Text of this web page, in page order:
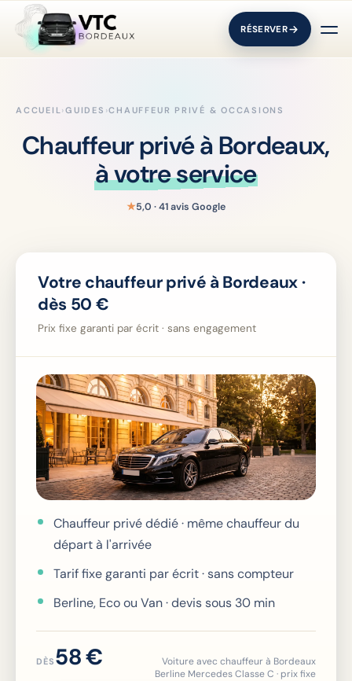
RÉSERVER
ACCUEIL›GUIDES ›CHAUFFEUR PRIVÉ & OCCASIONS
Chauffeur privé à Bordeaux,
à votre service
★5,0 · 41 avis Google
Votre chauffeur privé à Bordeaux ·
dès 50 €
Prix fixe garanti par écrit · sans engagement
Chauffeur privé dédié · même chauffeur du
départ à l'arrivée
Tarif fixe garanti par écrit · sans compteur
Berline, Eco ou Van · devis sous 30 min
DÈS 58 €
Voiture avec chauffeur à Bordeaux
Berline Mercedes Classe C · prix fixe